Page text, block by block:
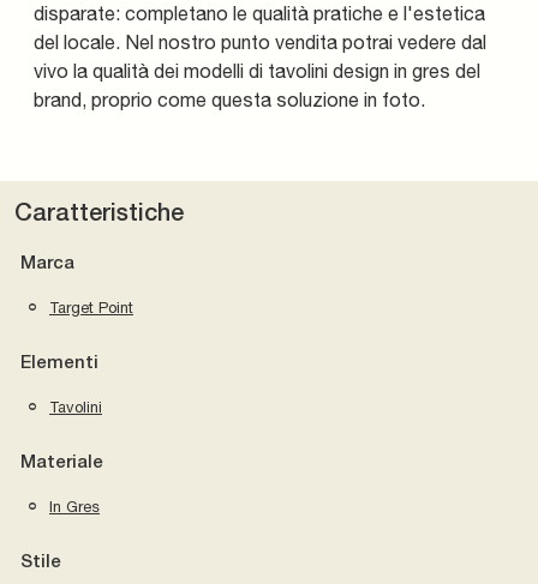
disparate: completano le qualità pratiche e l'estetica
del locale. Nel nostro punto vendita potrai vedere dal
vivo la qualità dei modelli di tavolini design in gres del
brand, proprio come questa soluzione in foto.
Caratteristiche
Marca
Target Point
Elementi
Tavolini
Materiale
In Gres
Stile